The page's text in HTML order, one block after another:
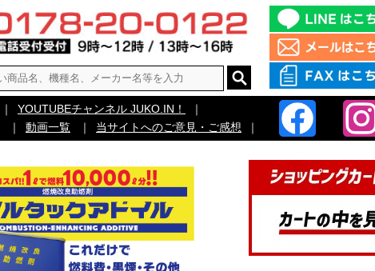
｜ YOUTUBEチャンネル JUKO.IN！
｜
｜ 動画一覧 ｜ 当サイトへのご意見・ご感想 ｜